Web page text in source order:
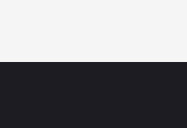
Este